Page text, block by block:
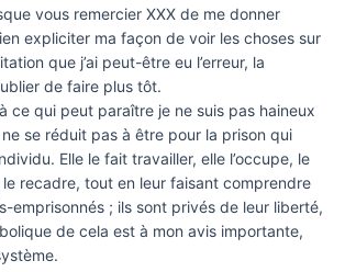
vous remercier XXX de me donner
expliciter ma façon de voir les choses sur
que j’ai peut-être eu l’erreur, la
de faire plus tôt.
ce qui peut paraître je ne suis pas haineux
se réduit pas à être pour la prison qui
Elle le fait travailler, elle l’occupe, le
le recadre, tout en leur faisant comprendre
emprisonnés ; ils sont privés de leur liberté,
de cela est à mon avis importante,